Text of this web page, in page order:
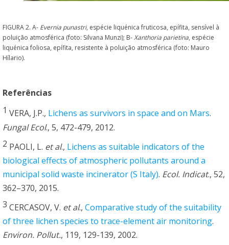
FIGURA 2. A- Evernia punastri, espécie liquénica fruticosa, epífita, sensível à
poluição atmosférica (foto: Silvana Munzi); B-Xanthoria parietina, espécie
liquénica foliosa, epífita, resistente à poluição atmosférica (foto: Mauro
Hílario).
Referências
1 VERA, J.P., Lichens as survivors in space and on Mars.
Fungal Ecol., 5, 472-479, 2012.
2 PAOLI, L. et al., Lichens as suitable indicators of the
biological effects of atmospheric pollutants around a
municipal solid waste incinerator (S Italy). Ecol. Indicat., 52,
362–370, 2015.
3 CERCASOV, V. et al., Comparative study of the suitability
of three lichen species to trace-element air monitoring.
Environ. Pollut., 119, 129-139, 2002.